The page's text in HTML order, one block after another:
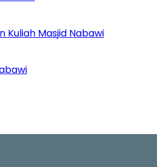
Kuliah Masjid Nabawi